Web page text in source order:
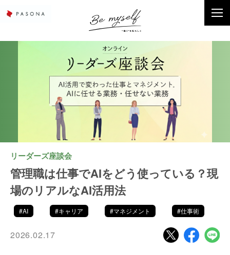
リーダーズ座談会
管理職は仕事でAIをどう使っている？現
場のリアルなAI活用法
#AI #キャリア #マネジメント #仕事術
2026.02.17